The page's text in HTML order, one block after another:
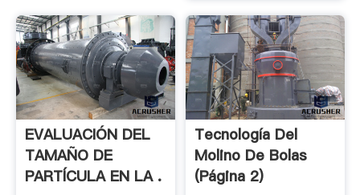
EVALUACIÓN DEL
TAMAÑO DE
PARTÍCULA EN LA .
Tecnología Del
Molino De Bolas
(página 2)